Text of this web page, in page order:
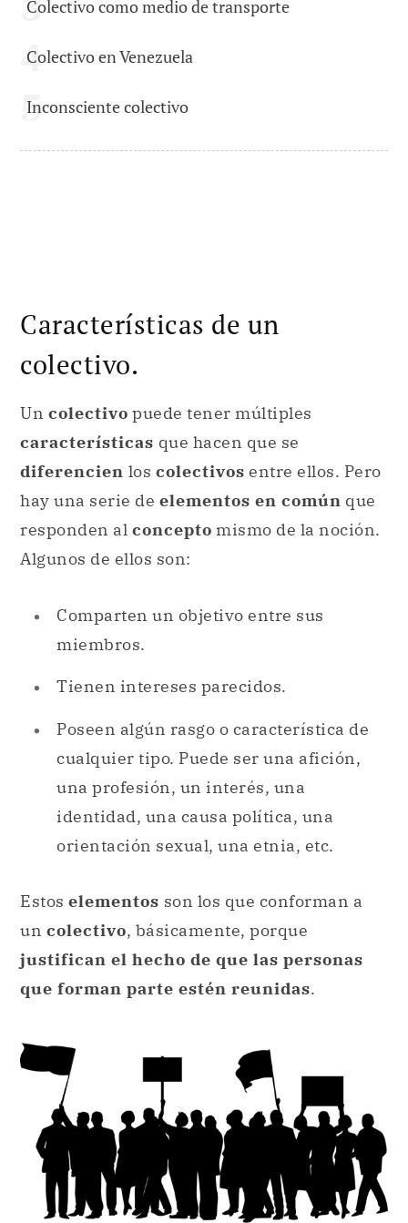
Colectivo como medio de transporte
Colectivo en Venezuela
Inconsciente colectivo
característicasque hacen que se
diferencienlos
responden al conceptomismo de la noción.
Algunos de ellos son:
Comparten un objetivo entre sus
miembros.
Poseen algún rasgo o característica de
cualquier tipo. Puede ser una afición,
una profesión, un interés, una
orientación sexual, una etnia, etc.
Estoselementosson los que conforman a
colectivo, básicamente, porque
justifican el hecho de que las personas
Podremos hablar de un colectivo de trabajadores, sobre
todo si están organizados para mejorar su situación.